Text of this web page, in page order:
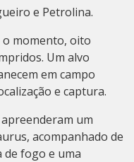
e Petrolina.
o momento, oito
Um alvo
em campo
e captura.
um
acompanhado de
de fogo e uma